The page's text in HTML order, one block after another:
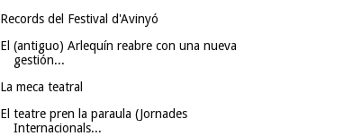
Records del Festival d'Avinyó
El (antiguo) Arlequín reabre con una nueva
gestión...
La meca teatral
El teatre pren la paraula (Jornades
Internacionals...